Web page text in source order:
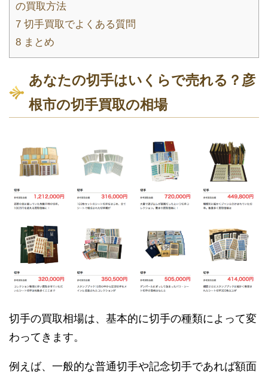
の買取方法
7 切手買取でよくある質問
8 まとめ
あなたの切手はいくらで売れる？彦
根市の切手買取の相場
切手の買取相場は、基本的に切手の種類によって変
わってきます。
例えば、一般的な普通切手や記念切手であれば額面